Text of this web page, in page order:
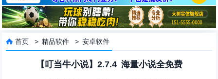
 首页 >精品软件 >安卓软件
【叮当牛小说】2.7.4 海量小说全免费